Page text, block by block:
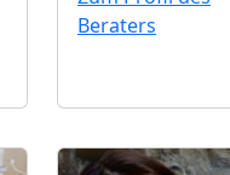
Beraters